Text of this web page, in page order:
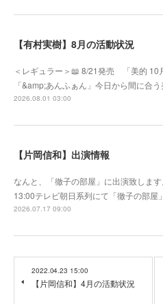
【有村実樹】8月の活動状況
＜レギュラー＞📖 8/21発売 「美的 10
「&amp;あんふぁん」今日から間に合
2026.08.01 03:00
【片岡信和】出演情報
なんと、「徹子の部屋」に出演致しま
13:00テレビ朝日系列にて「徹子の部屋
2026.07.17 09:00
2022.04.23 15:00
【片岡信和】4月の活動状況